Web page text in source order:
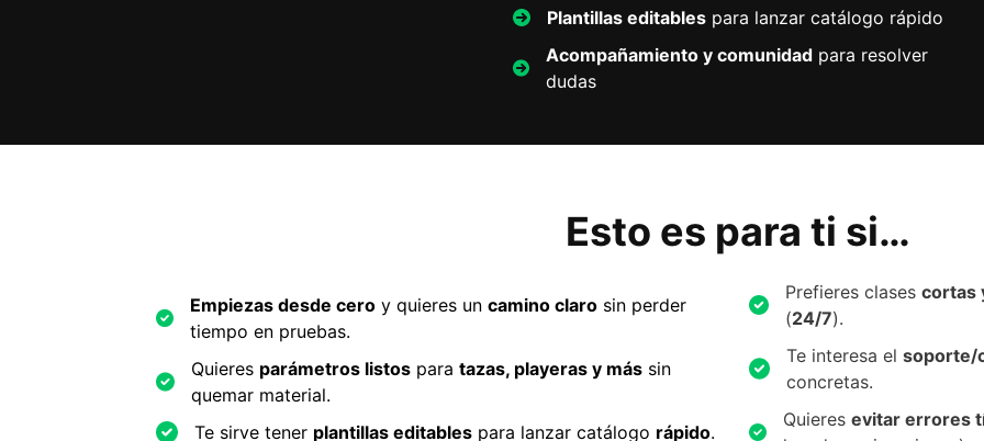
Plantillas editables para lanzar catálogo rápido
Acompañamiento y comunidad para resolver
dudas
Esto es para ti si…
Empiezas desde cero y quieres uncamino claro sin perder
tiempo en pruebas.
Quieres parámetros listos paratazas, playeras y más sin
quemar material.
Te sirve tener plantillas editables para lanzar catálogo rápido.
Prefieres clases cortas
(24/7).
Te interesa elsoporte/
concretas.
Quieres evitar errores